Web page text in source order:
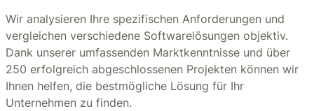
Wir analysieren Ihre spezifischen Anforderungen und
vergleichen verschiedene Softwarelösungen objektiv.
Dank unserer umfassenden Marktkenntnisse und über
250 erfolgreich abgeschlossenen Projekten können wir
Ihnen helfen, die bestmögliche Lösung für Ihr
Unternehmen zu finden.